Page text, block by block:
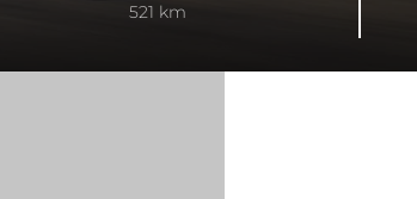
521 km